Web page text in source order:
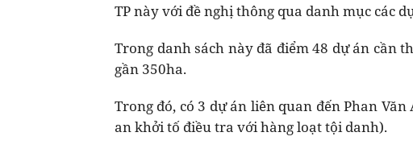
TP này với đề nghị thông qua danh mục các
Trong danh sách này đã điểm 48 dự án cần
gần 350ha.
Trong đó, có 3 dự án liên quan đến Phan
an khởi tố điều tra với hàng loạt tội danh).